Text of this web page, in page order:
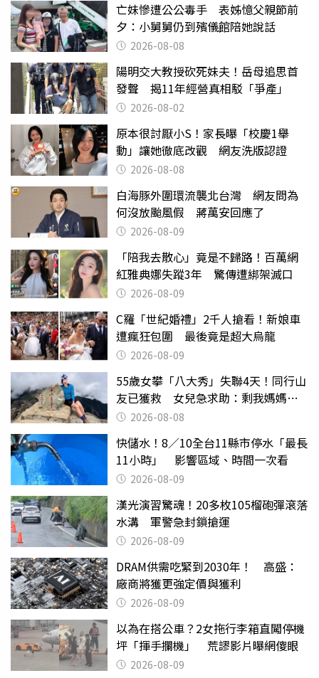
亡妹慘遭公公毒手 表姊憶父親節前
夕：小舅舅仍到殯儀館陪她說話
2026-08-08
陽明交大教授砍死妹夫！岳母追思首
發聲 揭11年經營真相駁「爭產」
2026-08-02
原本很討厭小S！家長曝「校慶1舉
動」讓她徹底改觀 網友洗版認證
2026-08-08
白海豚外圍環流襲北台灣 網友問為
何沒放颱風假 蔣萬安回應了
2026-08-09
「陪我去散心」竟是不歸路！百萬網
紅雅典娜失蹤3年 驚傳遭綁架滅口
2026-08-09
C羅「世紀婚禮」2千人搶看！新娘車
遭瘋狂包圍 最後竟是超大烏龍
2026-08-09
55歲女攀「八大秀」失聯4天！同行山
友已獲救 女兒急求助：剩我媽媽還
沒找到
2026-08-08
快儲水！8／10全台11縣市停水「最長
11小時」 影響區域、時間一次看
2026-08-09
漢光演習驚魂！20多枚105榴砲彈滾落
水溝 軍警急封鎖搶運
2026-08-09
DRAM供需吃緊到2030年！ 高盛：
廠商將獲更強定價與獲利
2026-08-09
以為在搭公車？2女拖行李箱直闖停機
坪「揮手攔機」 荒謬影片曝網傻眼
2026-08-09